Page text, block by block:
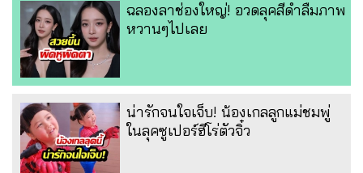
ฉลองลาช่องใหญ่! อวดลุคสีดำลืมภาพ
หวานๆไปเลย
น่ารักจนใจเจ็บ! น้องเกลลูกแม่ชมพู่
ในลุคซูเปอร์ฮีโร่ตัวจิ๋ว